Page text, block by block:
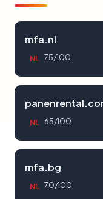
mfa.nl
NL 75/100
NL 65/100
mfa.bg
NL 70/100